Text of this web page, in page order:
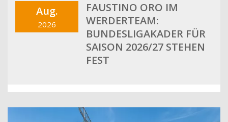
Aug.
2026
FAUSTINO ORO IM
WERDERTEAM:
BUNDESLIGAKADER FÜR
SAISON 2026/27 STEHEN
FEST